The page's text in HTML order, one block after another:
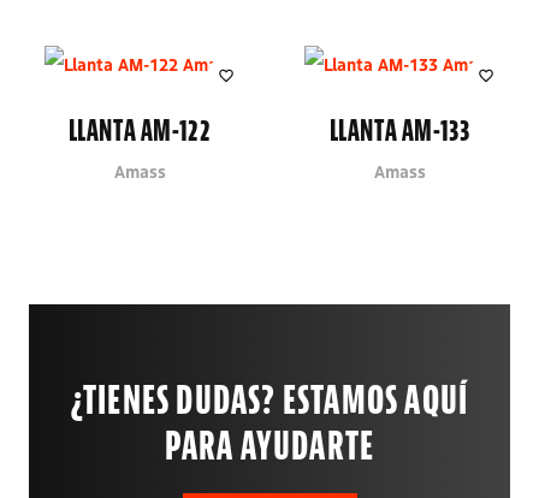
LLANTA AM-122
Amass
LLANTA AM-133
Amass
¿TIENES DUDAS? ESTAMOS AQUÍ
PARA AYUDARTE